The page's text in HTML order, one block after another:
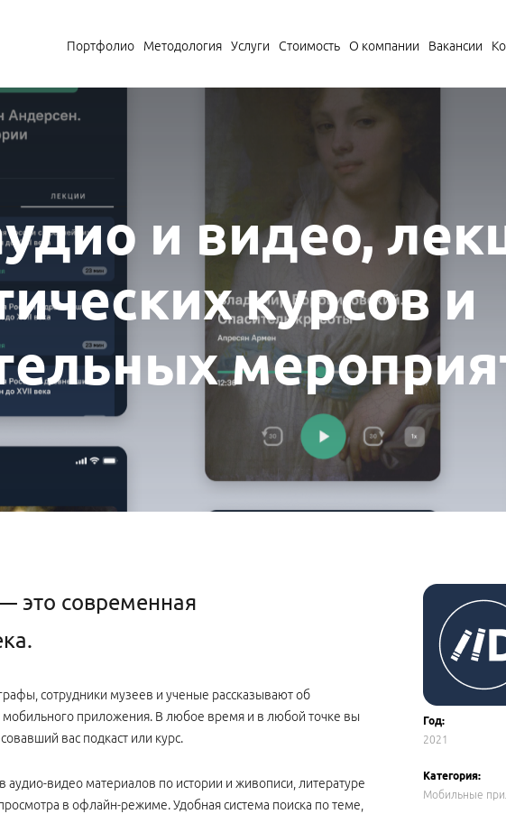
Портфолио Методология Услуги Стоимость О компании Вакансии
и видео,
курсов и
это современная
сотрудники музеев и ученые рассказывают об
приложения. В любое время и в любой точке вы
вас подкаст или курс.
видео материалов по истории и живописи, литературе
в офлайн-режиме. Удобная система поиска по теме,
Год:
2021
Категория:
Мобильные